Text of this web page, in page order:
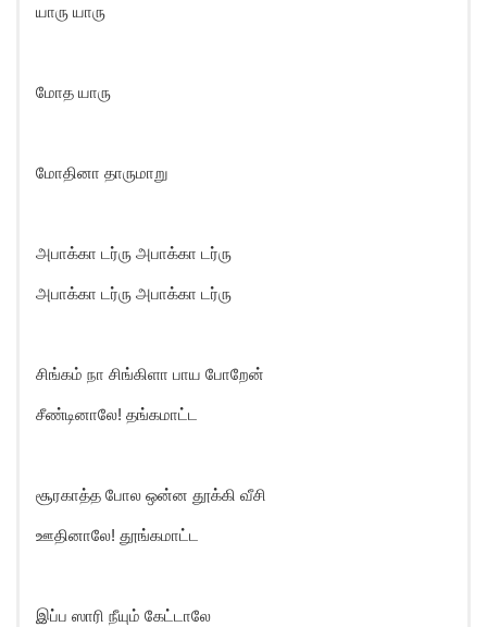
யாரு யாரு
மோத யாரு
மோதினா தாருமாறு
அபாக்கா டர்ரு அபாக்கா டர்ரு
அபாக்கா டர்ரு அபாக்கா டர்ரு
சிங்கம் நா சிங்கிளா பாய போறேன்
சீண்டினாலே! தங்கமாட்ட
சூரகாத்த போல ஒன்ன தூக்கி வீசி
ஊதினாலே! தூங்கமாட்ட
இப்ப ஸாரி நீயும் கேட்டாலே